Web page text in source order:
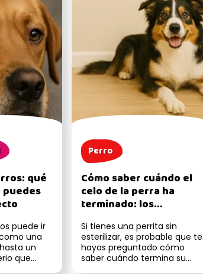
qué
puedes
puede ir
una
un
que
Perro
Cómo saber cuándo el
celo de la perra ha
terminado: los
hacer
Si tienes una perrita sin
esterilizar, es probable que te
hayas preguntado cómo
saber cuándo termina su